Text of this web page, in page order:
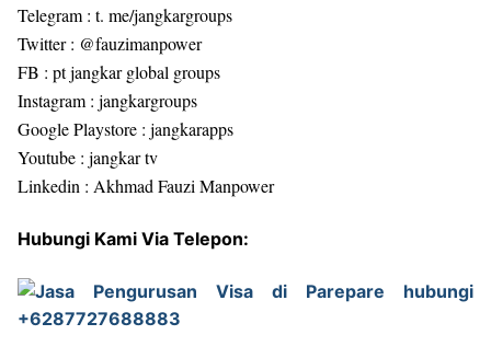
Telegram : t. me/jangkargroups
Twitter : @fauzimanpower
FB : pt jangkar global groups
Instagram : jangkargroups
Google Playstore : jangkarapps
Youtube : jangkar tv
Linkedin : Akhmad Fauzi Manpower
Hubungi Kami Via Telepon: